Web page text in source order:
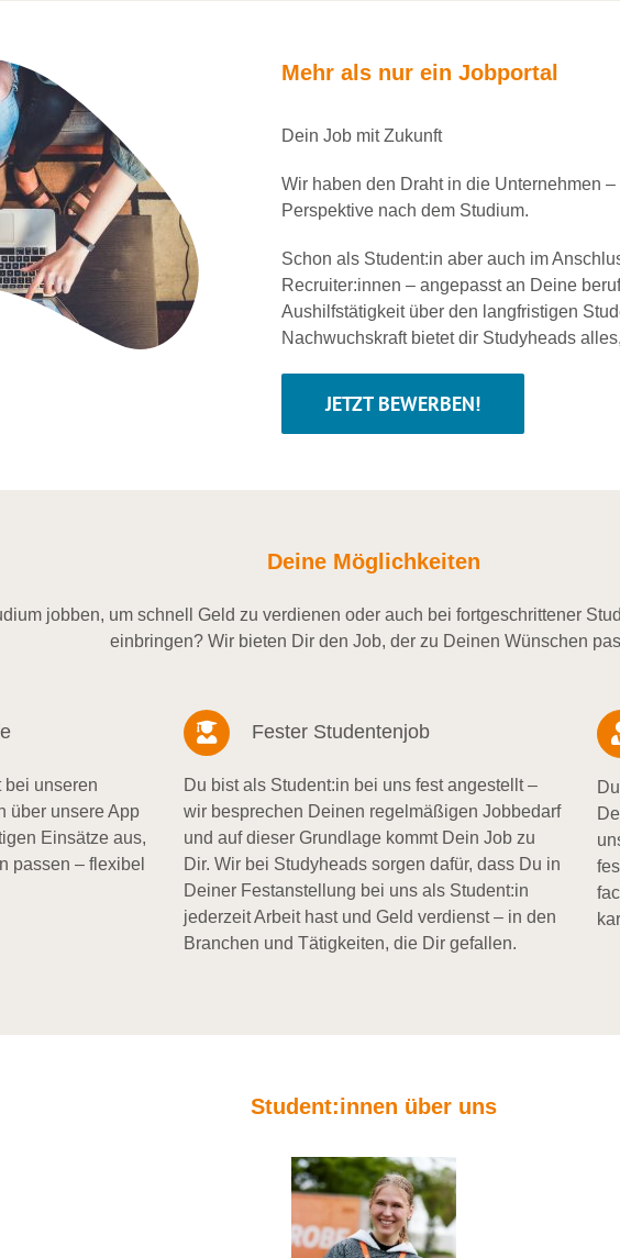
Mehr als nur ein Jobportal
Dein Job mit Zukunft
Wir haben den Draht in die Unternehmen
Perspektive nach dem Studium.
Schon als Student:in aber auch im
Recruiter:innen – angepasst an Deine
Aushilfstätigkeit über den langfristigen
Nachwuchskraft bietet dir Studyheads
JETZT BEWERBEN!
Deine Möglichkeiten
jobben, um schnell Geld zu verdienen oder auch bei fortgeschrittener
einbringen? Wir bieten Dir den Job, der zu Deinen Wünschen
bei unseren
über unsere App
Einsätze aus,
passen – flexibel
Fester Studentenjob
Du bist als Student:in bei uns fest angestellt –
wir besprechen Deinen regelmäßigen Jobbedarf
und auf dieser Grundlage kommt Dein Job zu
Dir. Wir bei Studyheads sorgen dafür, dass Du in
Deiner Festanstellung bei uns als Student:in
jederzeit Arbeit hast und Geld verdienst – in den
Branchen und Tätigkeiten, die Dir gefallen.
Student:innen über uns